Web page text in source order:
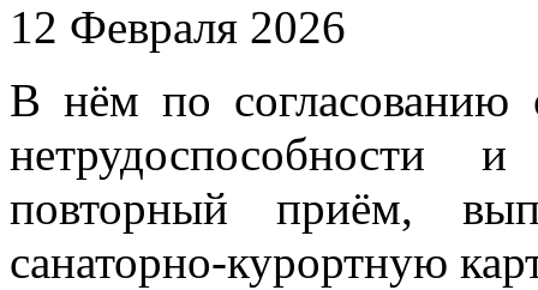
12 Февраля 2026
В нём по согласованию
нетрудоспособности
повторный приём,
санаторно-курортную